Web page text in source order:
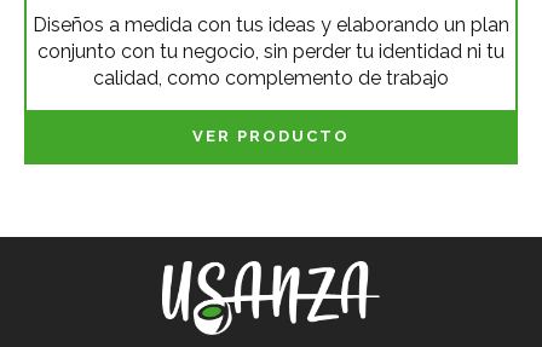
Diseños a medida con tus ideas y elaborando un plan
conjunto con tu negocio, sin perder tu identidad ni tu
calidad, como complemento de trabajo
VER PRODUCTO